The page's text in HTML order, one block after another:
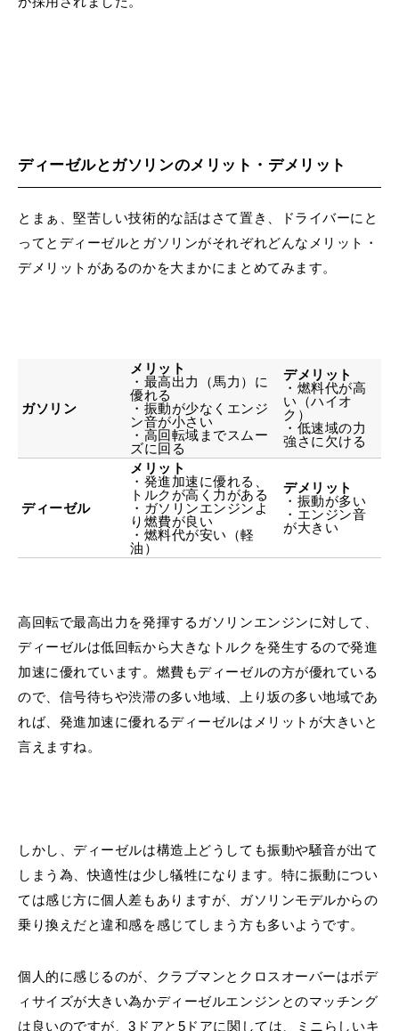
ディーゼルとガソリンのメリット・デメリット
とまぁ、堅苦しい技術的な話はさて置き、ドライバーにと
ってとディーゼルとガソリンがそれぞれどんなメリット・
デメリットがあるのかを大まかにまとめてみます。
ガソリン
メリット
・最高出力（馬力）に
優れる
・振動が少なくエンジ
ン音が小さい
・高回転域までスムー
ズに回る
デメリット
・燃料代が高
い（ハイオ
ク）
・低速域の力
強さに欠ける
ディーゼル
メリット
・発進加速に優れる、
トルクが高く力がある
・ガソリンエンジンよ
り燃費が良い
・燃料代が安い（軽
油）
デメリット
・振動が多い
・エンジン音
が大きい
高回転で最高出力を発揮するガソリンエンジンに対して、
ディーゼルは低回転から大きなトルクを発生するので発進
加速に優れています。燃費もディーゼルの方が優れている
ので、信号待ちや渋滞の多い地域、上り坂の多い地域であ
れば、発進加速に優れるディーゼルはメリットが大きいと
言えますね。
しかし、ディーゼルは構造上どうしても振動や騒音が出て
しまう為、快適性は少し犠牲になります。特に振動につい
ては感じ方に個人差もありますが、ガソリンモデルからの
乗り換えだと違和感を感じてしまう方も多いようです。
個人的に感じるのが、クラブマンとクロスオーバーはボデ
ィサイズが大きい為かディーゼルエンジンとのマッチング
は良いのですが、3ドアと5ドアに関しては、ミニらしいキ